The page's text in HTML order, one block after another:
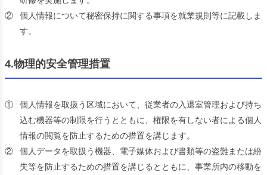
②
個人情報について秘密保持に関する事項を就業規則等に記載しま
す。
4.物理的安全管理措置
①
個人情報を取扱う区域において、従業者の入退室管理および持ち
込む機器等の制限を行うとともに、権限を有しない者による個人
情報の閲覧を防止するための措置を講じます。
②
個人データを取扱う機器、電子媒体および書類等の盗難または紛
失等を防止するための措置を講じるとともに、事業所内の移動を